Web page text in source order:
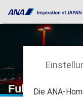
Fukuoka
Die ANA-